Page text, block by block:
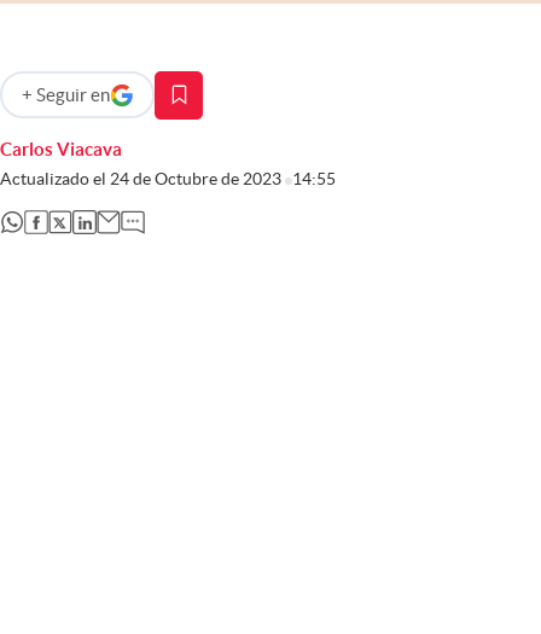
Carlos Viacava
Actualizado el 24 de Octubre de 2023 14:55
+ Seguir en
abre en nueva pestaña
abre en nueva pestaña
abre en nueva pestaña
abre en nueva pestaña
abre en nueva pestaña